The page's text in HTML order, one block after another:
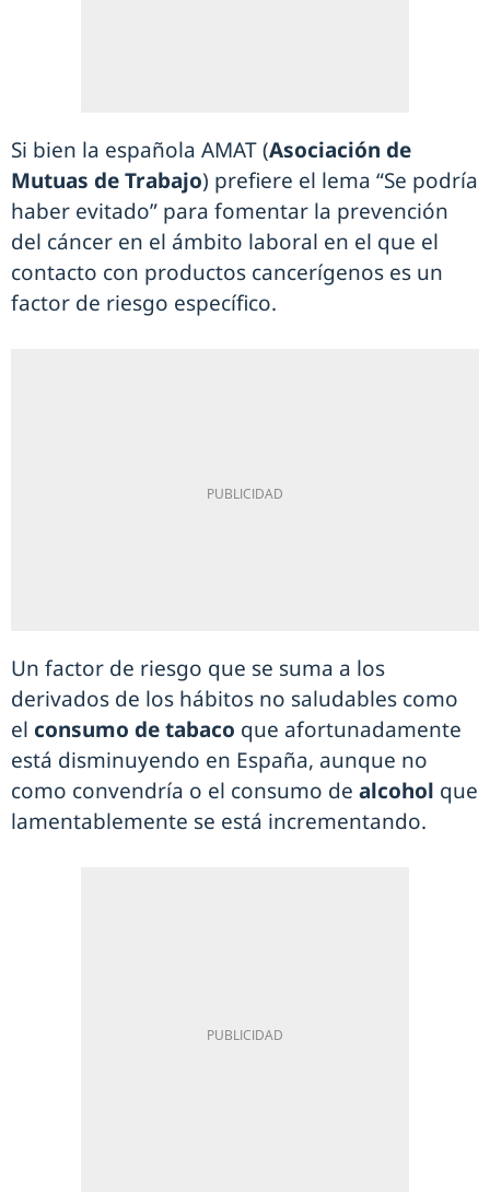
Si bien la española AMAT (Asociación de
Mutuas de Trabajo) prefiere el lema “Se podría
haber evitado” para fomentar la prevención
del cáncer en el ámbito laboral en el que el
contacto con productos cancerígenos es un
factor de riesgo específico.
Un factor de riesgo que se suma a los
derivados de los hábitos no saludables como
el consumo de tabaco que afortunadamente
está disminuyendo en España, aunque no
como convendría o el consumo de alcohol que
lamentablemente se está incrementando.